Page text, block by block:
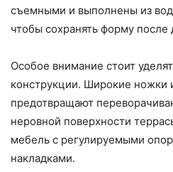
съемными и выполнены из
чтобы сохранять форму после
Особое внимание стоит
конструкции. Широкие ножки
предотвращают
неровной поверхности
мебель с регулируемыми
накладками.